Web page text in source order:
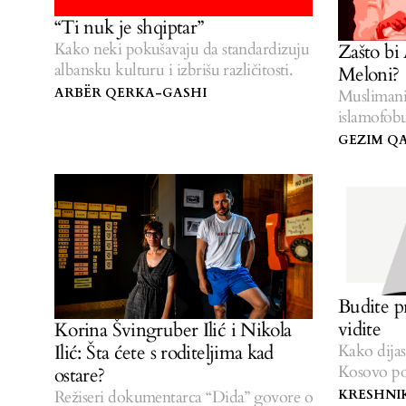
“Ti nuk je shqiptar”
Kako neki pokušavaju da standardizuju
albansku kulturu i izbrišu različitosti.
ARBËR QERKA-GASHI
Zašto
Meloni?
GEZIM
Korina Švingruber Ilić i Nikola
Ilić: Šta ćete s roditeljima kad
ostare?
Režiseri dokumentarca “Dida” govore o
Budite
vidite
Kako
Kosovo